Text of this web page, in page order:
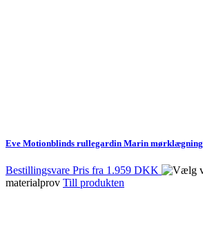
Eve Motionblinds rullegardin Marin mørklægning
Bestillingsvare Pris fra 1.959 DKK
materialprov Till produkten